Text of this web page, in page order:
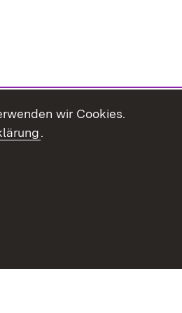
wir Cookies.
.